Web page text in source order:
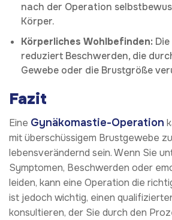
nach der Operation
Körper.
Körperliches Wohlbefinden:
reduziert Beschwerden, die
Gewebe oder die Brustgröße
Fazit
Eine Gynäkomastie-Operation
mit überschüssigem Brustgewebe
lebensverändernd sein. Wenn Sie
Symptomen, Beschwerden oder
leiden, kann eine Operation die
ist jedoch wichtig, einen
konsultieren, der Sie durch den